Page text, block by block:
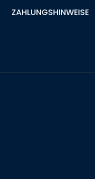
ZAHLUNGSHINWEISE